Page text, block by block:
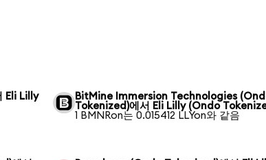
Eli Lilly
BitMine Immersion Technologies
Tokenized)에서 Eli Lilly (Ondo
1 BMNRon는 0.015412 LLYon와 같음